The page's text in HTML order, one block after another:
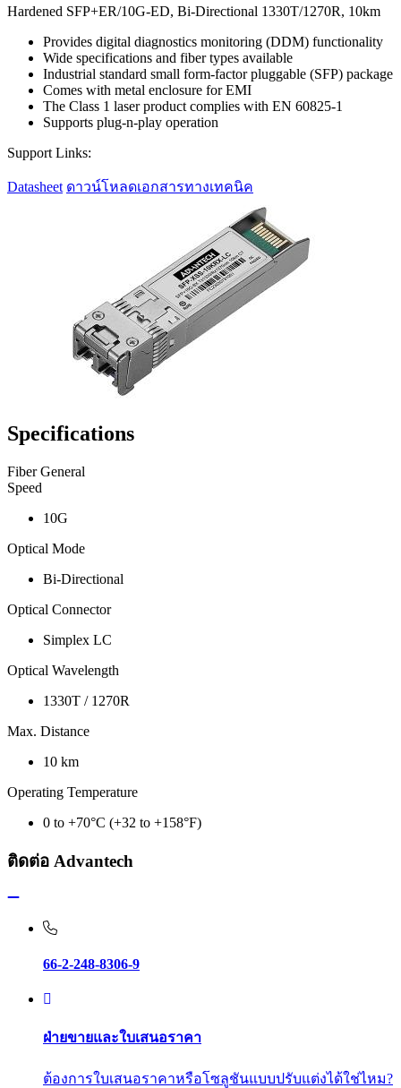
Hardened SFP+ER/10G-ED, Bi-Directional 1330T/1270R, 10km
Provides digital diagnostics monitoring (DDM) functionality
Wide specifications and fiber types available
Industrial standard small form-factor pluggable (SFP) package
Comes with metal enclosure for EMI
The Class 1 laser product complies with EN 60825-1
Supports plug-n-play operation
Support Links:
Datasheet ดาวน์โหลดเอกสารทางเทคนิค
Specifications
Fiber General
Speed
10G
Optical Mode
Bi-Directional
Optical Connector
Simplex LC
Optical Wavelength
1330T / 1270R
Max. Distance
10 km
Operating Temperature
0 to +70°C (+32 to +158°F)
ติดต่อ Advantech
66-2-248-8306-9
ฝ่ายขายและใบเสนอราคา
ต้องการใบเสนอราคาหรือโซลูชันแบบปรับแต่งได้ใช่ไหม?